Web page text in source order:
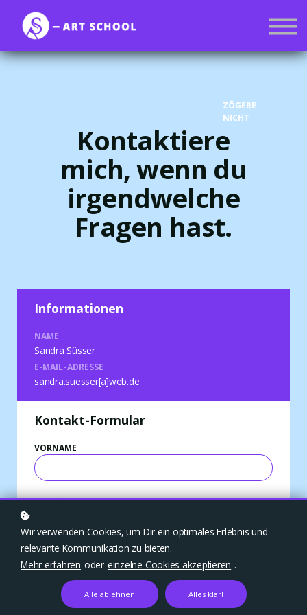
Mitgliedschaft
Anmelden
ZÖGERE
NICHT
Kontaktiere
mich, wenn du
irgendwelche
Fragen hast.
Informationen
NAME
Sandra Süsser
E-MAIL-ADRESSE
sandra.suesser[a]web.de
Kontakt-Formular
VORNAME
NACHNAME
E-MAIL-ADRESSE
Wir verwenden Cookies, um Dir ein optimales Erlebnis und
relevante Kommunikation zu bieten.
Mehr erfahren oder einzelne Cookies akzeptieren .
Alle ablehnen Alles klar!